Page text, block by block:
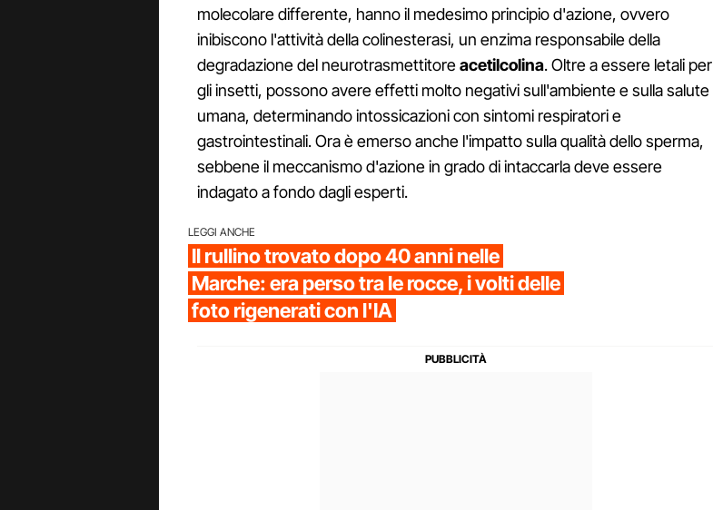
molecolare differente, hanno il medesimo principio d'azione, ovvero
inibiscono l'attività della colinesterasi, un enzima responsabile della
degradazione del neurotrasmettitoreacetilcolina. Oltre a essere letali per
gli insetti, possono avere effetti molto negativi sull'ambiente e sulla salute
umana, determinando intossicazioni con sintomi respiratori e
gastrointestinali. Ora è emerso anche l'impatto sulla qualità dello sperma,
sebbene il meccanismo d'azione in grado di intaccarla deve essere
indagato a fondo dagli esperti.
LEGGI ANCHE
Il rullino trovato dopo 40 anni nelle
Marche: era perso tra le rocce, i volti delle
foto rigenerati con l'IA